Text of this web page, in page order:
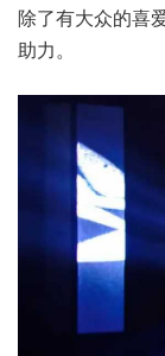
除了有大众的喜
助力。